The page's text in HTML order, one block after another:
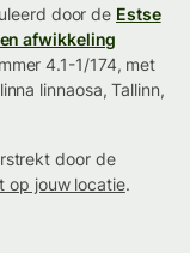
door de Estse
afwikkeling
4.1-1/174, met
linnaosa, Tallinn,
door de
op jouw locatie.